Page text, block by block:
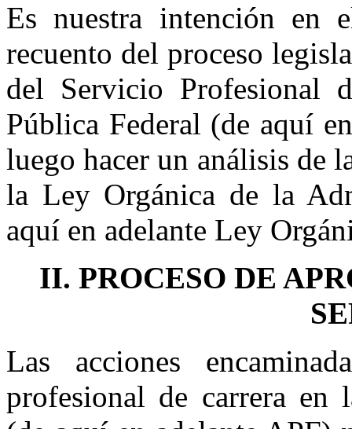
Es nuestra intención en
recuento del proceso
del Servicio Profesional
Pública Federal (de aquí
luego hacer un análisis de
la Ley Orgánica de la
aquí en adelante Ley
II. PROCESO DE
Las acciones
profesional de carrera en